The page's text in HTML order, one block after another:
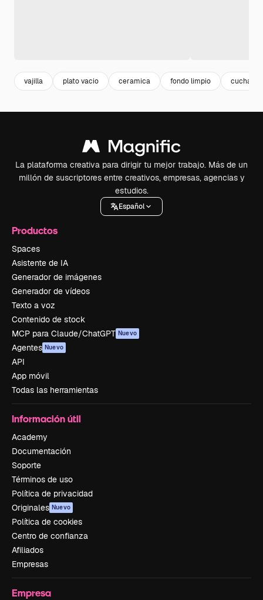
vajilla plato vacio ceramica fondo limpio cuchara
La plataforma creativa para dirigir tu mejor trabajo. Más de un
millón de suscriptores entre creativos, empresas, agencias y
estudios.
Español
Productos
Spaces
Asistente de IA
Generador de imágenes
Generador de vídeos
Texto a voz
Contenido de stock
MCP para Claude/ChatGPT Nuevo
Agentes Nuevo
API
App móvil
Todas las herramientas
Información útil
Academy
Documentación
Soporte
Términos de uso
Política de privacidad
Originales Nuevo
Política de cookies
Centro de confianza
Afiliados
Empresas
Empresa